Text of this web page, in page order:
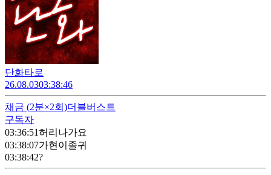
단화타로
26.08.0303:38:46
채금 (2분×2회)더블버스트
구독자
03:36:51허리나가요
03:38:07가현이졸귀
03:38:42?